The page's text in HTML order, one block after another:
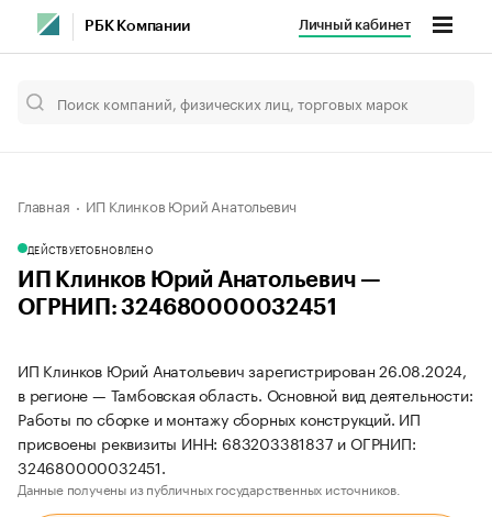
РБК Компании Личный кабинет
Главная ИП Клинков Юрий Анатольевич
ДЕЙСТВУЕТОБНОВЛЕНО
ИП Клинков Юрий Анатольевич —
ОГРНИП: 324680000032451
ИП Клинков Юрий Анатольевич зарегистрирован 26.08.2024,
в регионе — Тамбовская область. Основной вид деятельности:
Работы по сборке и монтажу сборных конструкций. ИП
присвоены реквизиты ИНН: 683203381837 и ОГРНИП:
324680000032451.
Данные получены из публичных государственных источников.